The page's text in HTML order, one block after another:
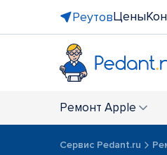
РеутовЦены
Ремонт Apple
Сервис Pedant.ru